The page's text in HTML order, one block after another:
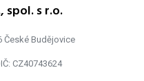
spol. s r.o.
České Budějovice
CZ40743624